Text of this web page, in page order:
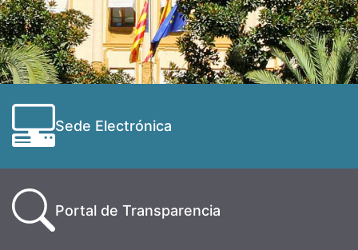
Sede Electrónica
Portal de Transparencia